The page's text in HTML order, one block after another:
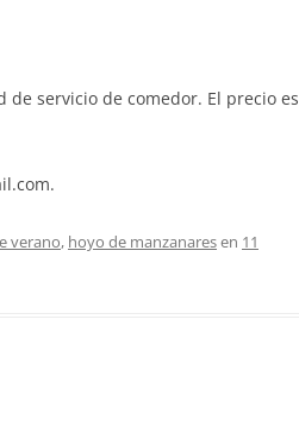
servicio de comedor. El precio es
verano, hoyo de manzanaresen 11